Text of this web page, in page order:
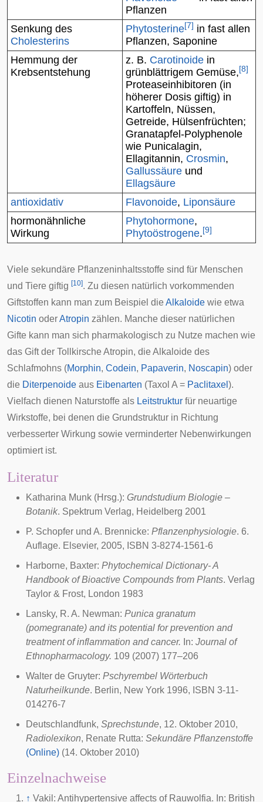
Pflanzen
Senkung des
Cholesterins
Phytosterine[7] in fast allen
Pflanzen, Saponine
Hemmung der
Krebsentstehung
z. B. Carotinoide in
grünblättrigem Gemüse, [8]
Proteaseinhibitoren (in
höherer Dosis giftig) in
Kartoffeln, Nüssen,
Getreide, Hülsenfrüchten;
Granatapfel -Polyphenole
wie Punicalagin,
Ellagitannin, Crosmin,
Gallussäure und
Ellagsäure
antioxidativ
Flavonoide, Liponsäure
hormonähnliche
Wirkung
Phytohormone,
Phytoöstrogene. [9]
Viele sekundäre Pflanzeninhaltsstoffe sind für Menschen
und Tiere giftig [10]. Zu diesen natürlich vorkommenden
Giftstoffen kann man zum Beispiel die Alkaloide wie etwa
Nicotin oderAtropin zählen. Manche dieser natürlichen
Gifte kann man sich pharmakologisch zu Nutze machen wie
das Gift der Tollkirsche Atropin, die Alkaloide des
Schlafmohns (Morphin, Codein, Papaverin, Noscapin) oder
die Diterpenoide aus Eibenarten (Taxol A = Paclitaxel ).
Vielfach dienen Naturstoffe als Leitstruktur für neuartige
Wirkstoffe, bei denen die Grundstruktur in Richtung
verbesserter Wirkung sowie verminderter Nebenwirkungen
optimiert ist.
Literatur
Katharina Munk (Hrsg.): Grundstudium Biologie –
Botanik. Spektrum Verlag, Heidelberg 2001
P. Schopfer und A. Brennicke: Pflanzenphysiologie. 6.
Auflage. Elsevier, 2005, ISBN 3-8274-1561-6
Harborne, Baxter: Phytochemical Dictionary- A
Handbook of Bioactive Compounds from Plants. Verlag
Taylor & Frost, London 1983
Lansky, R. A. Newman: Punica granatum
(pomegranate) and its potential for prevention and
treatment of inflammation and cancer. In: Journal of
Ethnopharmacology. 109 (2007) 177–206
Walter de Gruyter: Pschyrembel Wörterbuch
Naturheilkunde. Berlin, New York 1996, ISBN 3-11-
014276-7
Deutschlandfunk, Sprechstunde, 12. Oktober 2010,
Radiolexikon, Renate Rutta: Sekundäre Pflanzenstoffe
(Online) (14. Oktober 2010)
Einzelnachweise
↑ Vakil: Antihypertensive affects of Rauwolfia. In: British